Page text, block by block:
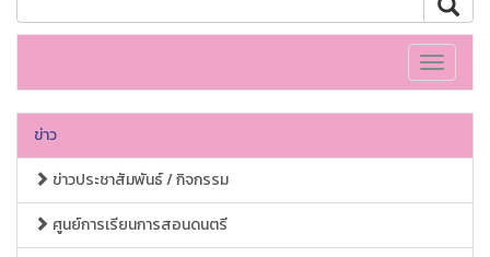
Toggle
ข่าว
ข่าวประชาสัมพันธ์ / กิจกรรม
ศูนย์การเรียนการสอนดนตรี